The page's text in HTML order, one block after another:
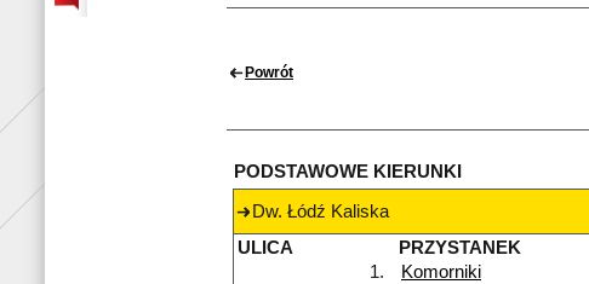
Powrót
PODSTAWOWE KIERUNKI
Dw. Łódź Kaliska
ULICA
PRZYSTANEK
1.
Komorniki